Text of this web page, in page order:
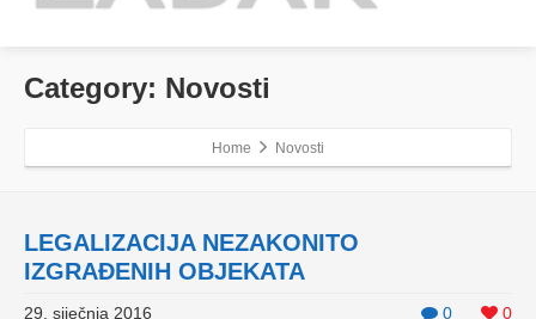
Category: Novosti
Home Novosti
LEGALIZACIJA NEZAKONITO
IZGRAĐENIH OBJEKATA
0 0
29. siječnja 2016